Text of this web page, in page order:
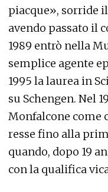
piacque», sorride
avendo passato il
1989 entrò nella
semplice agente
1995 la laurea in
su Schengen. Nel
Monfalcone come
resse fino alla
quando, dopo 19
con la qualifica